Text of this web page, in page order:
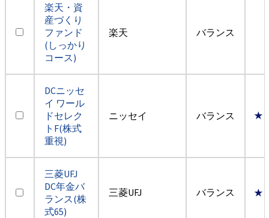
楽天・資
産づくり
ファンド
(しっかり
コース)
楽天 バランス
DCニッセ
イ ワール
ドセレク
トF(株式
重視)
ニッセイ バランス
三菱UFJ
DC年金バ
ランス(株
式65)
三菱UFJ バランス